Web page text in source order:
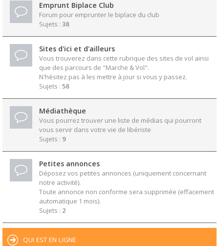
Emprunt Biplace Club
Forum pour emprunter le biplace du club
Sujets : 38
Sites d'ici et d'ailleurs
Vous trouverez dans cette rubrique des sites de vol ainsi
que des parcours de "Marche & Vol".
N'hésitez pas à les mettre à jour si vous y passez.
Sujets : 58
Médiathèque
Vous pourrez trouver une liste de médias qui pourront
vous servir dans votre vie de libériste
Sujets : 9
Petites annonces
Déposez vos petites annonces (uniquement concernant
notre activité).
Toute annonce non conforme sera supprimée (effacement
automatique 1 mois).
Sujets : 2
QUI EST EN LIGNE